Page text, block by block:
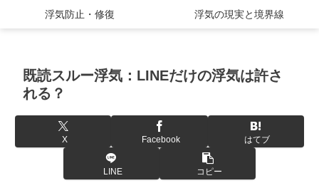
浮気防止・修復 浮気の現実と境界線
既読スルー浮気：LINEだけの浮気は許さ
れる？
X Facebook はてブ
LINE コピー